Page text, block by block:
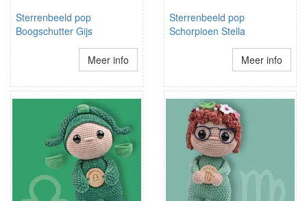
Sterrenbeeld pop
Boogschutter Gijs
Meer info
Sterrenbeeld pop
Schorpioen Stella
Meer info